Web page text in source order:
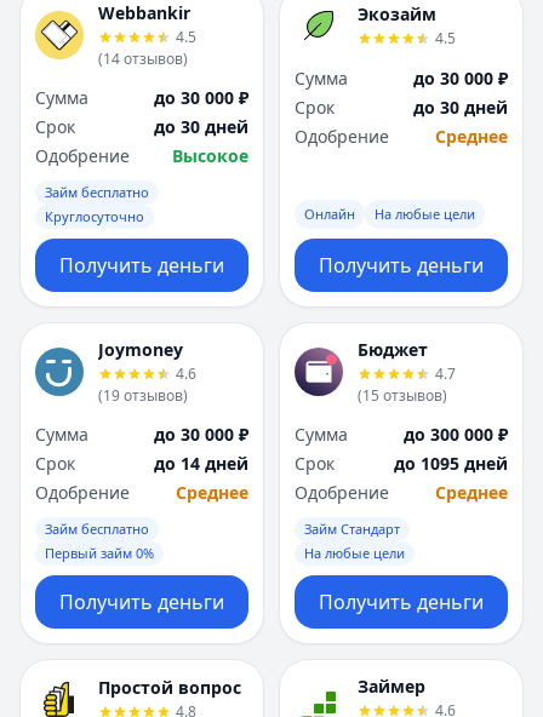
Webbankir
4.5
(14отзывов)
Сумма
до 30 000 ₽
Срок
до 30 дней
Одобрение
Высокое
Займ бесплатно
Круглосуточно
Получить деньги
Экозайм
4.5
Сумма
до 30 000 ₽
Срок
до 30 дней
Одобрение
Среднее
Онлайн На любые цели
Получить деньги
Joymoney
4.6
(19отзывов)
Сумма
до 30 000 ₽
Срок
до 14 дней
Одобрение
Среднее
Займ бесплатно
Первый займ 0%
Получить деньги
Бюджет
4.7
(15 отзывов)
Сумма
до 300 000 ₽
Срок
до 1095 дней
Одобрение
Среднее
Займ Стандарт
На любые цели
Получить деньги
Простой вопрос
4.8
Займер
4.6